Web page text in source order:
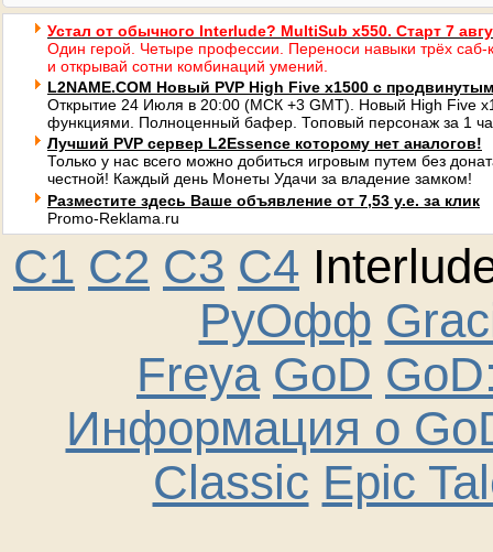
Устал от обычного Interlude? MultiSub x550. Старт 7
Один герой. Четыре профессии. Переноси навыки трёх саб-
и открывай сотни комбинаций умений.
L2NAME.COM Новый PVP High Five x1500 с
Открытие 24 Июля в 20:00 (МСК +3 GMT). Новый High Five
функциями. Полноценный бафер. Топовый персонаж за 1
Лучший PVP сервер L2Essence которому нет аналогов!
Только у нас всего можно добиться игровым путем без
честной! Каждый день Монеты Удачи за владение замком!
Разместите здесь Ваше объявление от 7,53 у.е. за клик
Promo-Reklama.ru
C1 C2 C3 C4
РуОфф
Freya GoD
Информация о
Classic Epic